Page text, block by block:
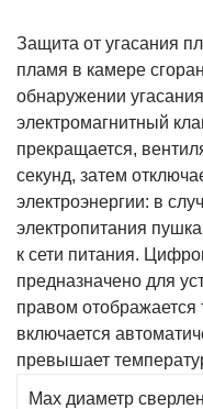
Защита от угасания
пламя в камере
обнаружении
электромагнитный
прекращается,
секунд, затем
электроэнергии: в
электропитания
к сети питания.
предназначено для
правом
включается
превышает
Max диаметр